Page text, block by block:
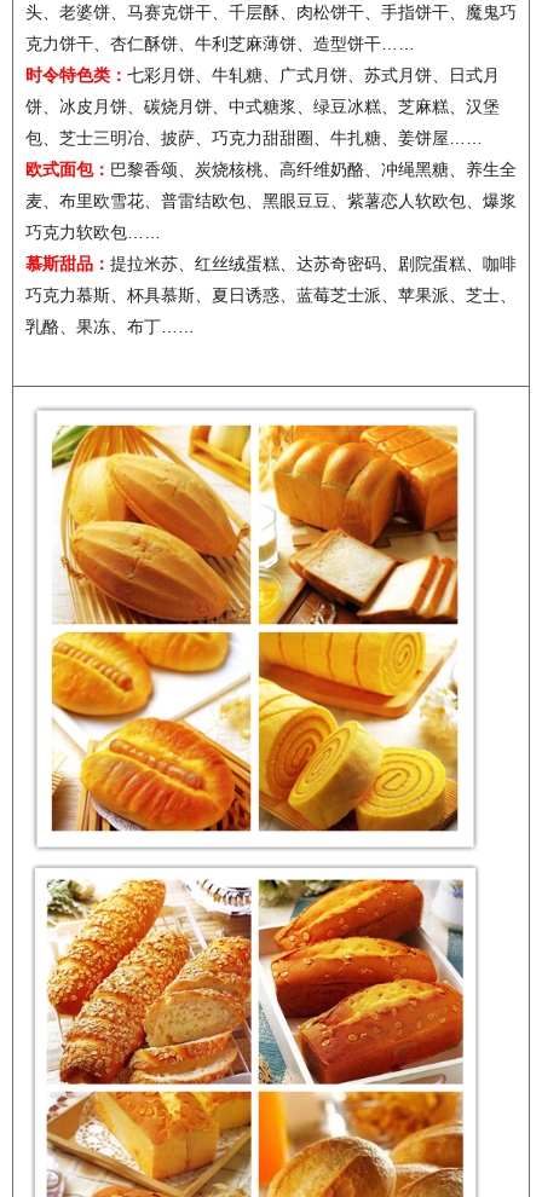
头、老婆饼、马赛克饼干、千层酥、肉松饼干、手指饼干、魔鬼巧
克力饼干、杏仁酥饼、牛利芝麻薄饼、造型饼干……
时令特色类： 七彩月饼、牛轧糖、广式月饼、苏式月饼、日式月
饼、冰皮月饼、碳烧月饼、中式糖浆、绿豆冰糕、芝麻糕、汉堡
包、芝士三明冶、披萨、巧克力甜甜圈、牛扎糖、姜饼屋……
欧式面包： 巴黎香颂、炭烧核桃、高纤维奶酪、冲绳黑糖、养生全
麦、布里欧雪花、普雷结欧包、黑眼豆豆、紫薯恋人软欧包、爆浆
巧克力软欧包……
慕斯甜品： 提拉米苏、红丝绒蛋糕、达苏奇密码、剧院蛋糕、咖啡
巧克力慕斯、杯具慕斯、夏日诱惑、蓝莓芝士派、苹果派、芝士、
乳酪、果冻、布丁……